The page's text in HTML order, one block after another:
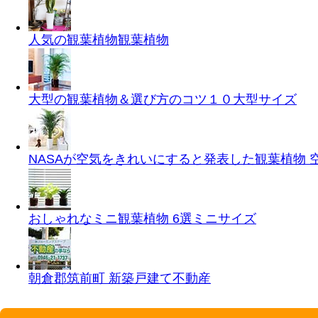
人気の観葉植物観葉植物
大型の観葉植物＆選び方のコツ１０ 大型サイズ
NASAが空気をきれいにすると発表した観葉植物
おしゃれなミニ観葉植物 6選 ミニサイズ
朝倉郡筑前町 新築戸建て不動産